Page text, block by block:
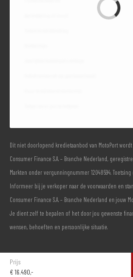
Dit niet doorlopend kredietaanbod van MotoPort
Consumer Finance S.A. – Branche Nederland,
Markten onder vergunningnummer 12048594.
Informeer bij je verkoper naar de voorwaarden en
Consumer Finance S.A. – Branche Nederland en jouw
Je dient zelf te bepalen of het door jou gewenste
wensen, behoeften en persoonlijke situatie.
Prijs
€16.490,-